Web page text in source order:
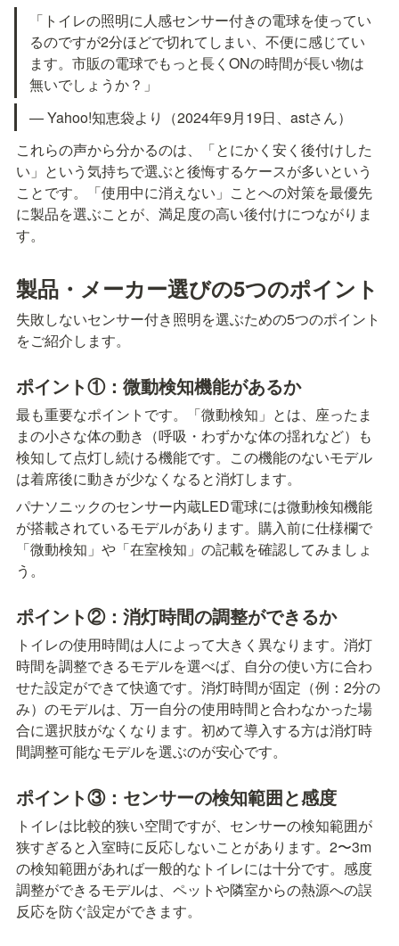
「トイレの照明に人感センサー付きの電球を使ってい
るのですが2分ほどで切れてしまい、不便に感じてい
ます。市販の電球でもっと長くONの時間が長い物は
無いでしょうか？」
— Yahoo!知恵袋より（2024年9月19日、astさん）
これらの声から分かるのは、「とにかく安く後付けした
い」という気持ちで選ぶと後悔するケースが多いという
ことです。「使用中に消えない」ことへの対策を最優先
に製品を選ぶことが、満足度の高い後付けにつながりま
す。
製品・メーカー選びの5つのポイント
失敗しないセンサー付き照明を選ぶための5つのポイント
をご紹介します。
ポイント①：微動検知機能があるか
最も重要なポイントです。「微動検知」とは、座ったま
まの小さな体の動き（呼吸・わずかな体の揺れなど）も
検知して点灯し続ける機能です。この機能のないモデル
は着席後に動きが少なくなると消灯します。
パナソニックのセンサー内蔵LED電球には微動検知機能
が搭載されているモデルがあります。購入前に仕様欄で
「微動検知」や「在室検知」の記載を確認してみましょ
う。
ポイント②：消灯時間の調整ができるか
トイレの使用時間は人によって大きく異なります。消灯
時間を調整できるモデルを選べば、自分の使い方に合わ
せた設定ができて快適です。消灯時間が固定（例：2分の
み）のモデルは、万一自分の使用時間と合わなかった場
合に選択肢がなくなります。初めて導入する方は消灯時
間調整可能なモデルを選ぶのが安心です。
ポイント③：センサーの検知範囲と感度
トイレは比較的狭い空間ですが、センサーの検知範囲が
狭すぎると入室時に反応しないことがあります。2〜3m
の検知範囲があれば一般的なトイレには十分です。感度
調整ができるモデルは、ペットや隣室からの熱源への誤
反応を防ぐ設定ができます。